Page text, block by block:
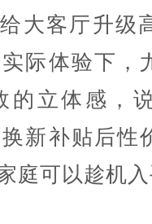
大客厅升级
际体验下，
的立体感，
新补贴后性
庭可以趁机